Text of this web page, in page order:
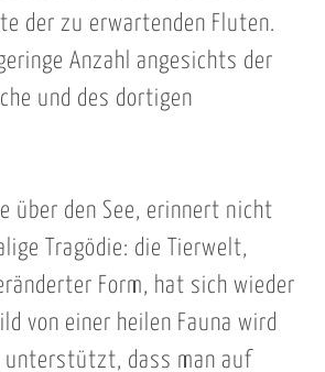
der zu erwartenden Fluten.
Anzahl angesichts der
und des dortigen
über den See, erinnert nicht
Tragödie: die Tierwelt,
Form, hat sich wieder
von einer heilen Fauna wird
unterstützt, dass man auf